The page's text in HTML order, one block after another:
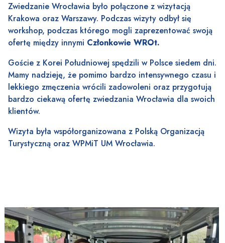
Zwiedzanie Wrocławia było połączone z wizytacją
Krakowa oraz Warszawy. Podczas wizyty odbył się
workshop, podczas którego mogli zaprezentować swoją
ofertę między innymi Członkowie WROt.
Goście z Korei Południowej spędzili w Polsce siedem dni.
Mamy nadzieję, że pomimo bardzo intensywnego czasu i
lekkiego zmęczenia wrócili zadowoleni oraz przygotują
bardzo ciekawą ofertę zwiedzania Wrocławia dla swoich
klientów.
Wizyta była współorganizowana z Polską Organizacją
Turystyczną oraz WPMiT UM Wrocławia.